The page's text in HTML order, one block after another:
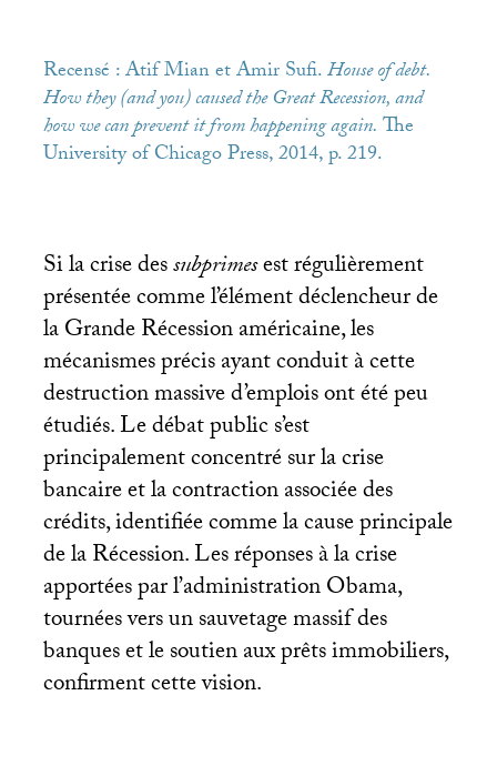
Recensé : Atif Mian et Amir Sufi.House of debt.
How they (and you) caused the Great Recession, and
how we can prevent it from happening again.The
University of Chicago Press, 2014, p. 219.
Si la crise dessubprimesest régulièrement
présentée comme l’élément déclencheur de
la Grande Récession américaine, les
mécanismes précis ayant conduit à cette
destruction massive d’emplois ont été peu
étudiés. Le débat public s’est
principalement concentré sur la crise
bancaire et la contraction associée des
crédits, identifiée comme la cause principale
de la Récession. Les réponses à la crise
apportées par l’administration Obama,
tournées vers un sauvetage massif des
banques et le soutien aux prêts immobiliers,
confirment cette vision.